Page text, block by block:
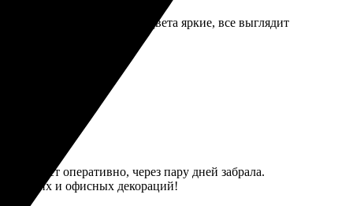
Качество впечатлило, цвета яркие, все выглядит
Работает оперативно, через пару дней забрала.
и офисных декораций!